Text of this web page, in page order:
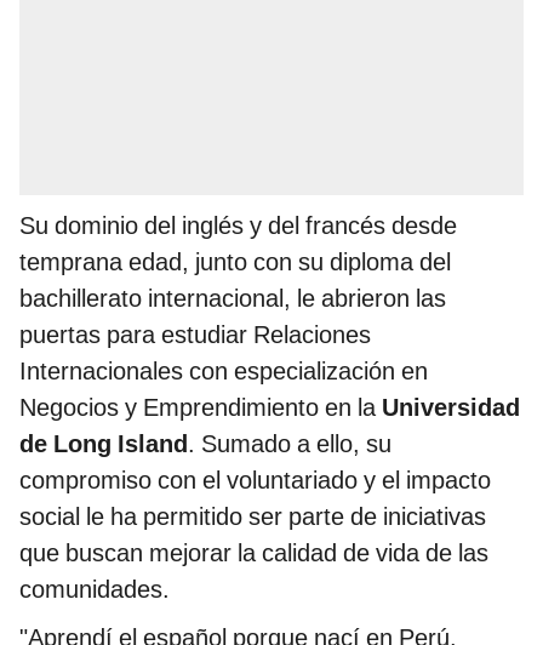
Su dominio del inglés y del francés desde
temprana edad, junto con su diploma del
bachillerato internacional, le abrieron las
puertas para estudiar Relaciones
Internacionales con especialización en
Negocios y Emprendimiento en la Universidad
de Long Island. Sumado a ello, su
compromiso con el voluntariado y el impacto
social le ha permitido ser parte de iniciativas
que buscan mejorar la calidad de vida de las
comunidades.
"Aprendí el español porque nací en Perú.